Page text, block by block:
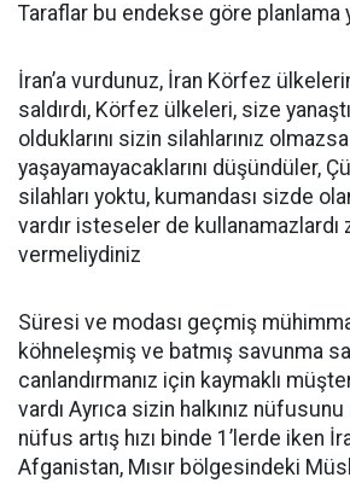
Taraflar bu endekse göre planlama
İran’a vurdunuz, İran Körfez
saldırdı, Körfez ülkeleri, size
olduklarını sizin silahlarınız olmazsa
yaşayamayacaklarını düşündüler,
silahları yoktu, kumandası sizde
vardır isteseler de kullanamazlardı
vermeliydiniz
Süresi ve modası geçmiş
köhneleşmiş ve batmış savunma
canlandırmanız için kaymaklı
vardı Ayrıca sizin halkınız
nüfus artış hızı binde 1’lerde iken
Afganistan, Mısır bölgesindeki